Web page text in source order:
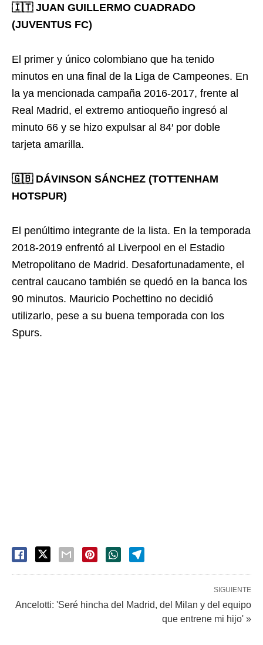
🇮🇹 JUAN GUILLERMO CUADRADO
(JUVENTUS FC)
El primer y único colombiano que ha tenido
minutos en una final de la Liga de Campeones. En
la ya mencionada campaña 2016-2017, frente al
Real Madrid, el extremo antioqueño ingresó al
minuto 66 y se hizo expulsar al 84′ por doble
tarjeta amarilla.
🇬🇧 DÁVINSON SÁNCHEZ (TOTTENHAM
HOTSPUR)
El penúltimo integrante de la lista. En la temporada
2018-2019 enfrentó al Liverpool en el Estadio
Metropolitano de Madrid. Desafortunadamente, el
central caucano también se quedó en la banca los
90 minutos. Mauricio Pochettino no decidió
utilizarlo, pese a su buena temporada con los
Spurs.
SIGUIENTE
Ancelotti: 'Seré hincha del Madrid, del Milan y del equipo
que entrene mi hijo' »